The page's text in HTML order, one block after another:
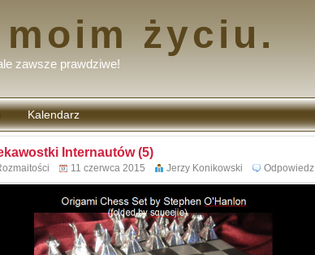
życiu.
zawsze prawdziwe!
Kalendarz
Internautów (5)
11 czerwca 2015 Jerzy Konikowski Odpowiedz